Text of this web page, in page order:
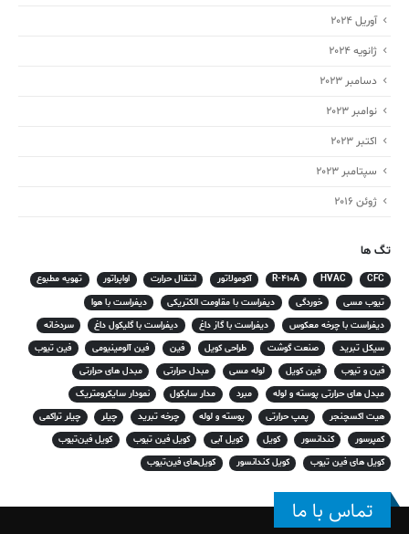
آوریل 2024
ژانویه 2024
دسامبر 2023
نوامبر 2023
اکتبر 2023
سپتامبر 2023
ژوئن 2016
تگ ها
CFC
HVAC
R-410A آکومولاتور انتقال حرارت اواپراتور
تهویه مطبوع
تیوب مسی
خوردگی دیفراست با مقاومت الکتریکی
دیفراست با هوا
دیفراست با چرخه معکوس
دیفراست با گاز داغ دیفراست با گلیکول داغ
سردخانه
سیکل تبرید
صنعت گوشت طراحی کویل فین فین آلومینیومی
فین تیوب
فین و تیوب
فین کویل لوله مسی مبدل حرارتی
مبدل های حرارتی
مبدل های حرارتی پوسته و لوله
مبرد مدار سابکول
نمودار سایکرومتریک
هیت اکسچنجر
پمپ حرارتی پوسته و لوله چرخه تبرید چیلر
چیلر تراکمی
کمپرسور
کندانسور کویل کویل آبی کویل فین تیوب
کویل فین‌تیوب
کویل های فین تیوب
کویل کندانسور کویل‌های فین‌تیوب
تماس با ما